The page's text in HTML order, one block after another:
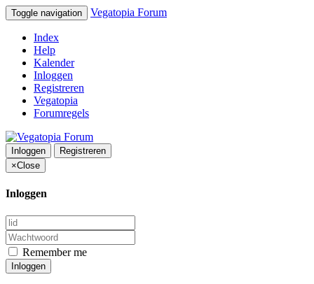
Toggle navigation Vegatopia Forum
Index
Help
Kalender
Inloggen
Registreren
Vegatopia
Forumregels
Inloggen
Registreren
×Close
Inloggen
Remember me
Inloggen